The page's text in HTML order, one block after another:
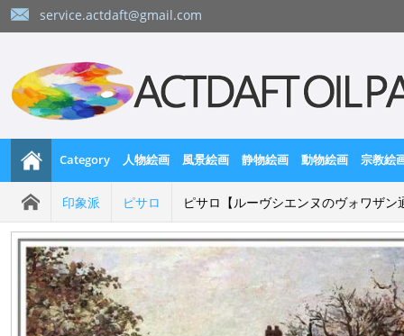
service.actdaft@gmail.com
Category 人物絵画 風景絵画 静物絵画 動物絵画 宗教絵
印象派 ピサロ ピサロ【ルーヴシエンヌのヴォワザン